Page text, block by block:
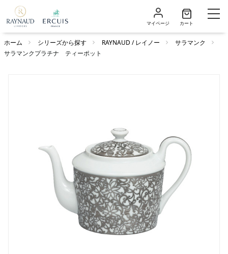
マイページ カート
ホーム シリーズから探す RAYNAUD / レイノー
サラマンク
サラマンクプラチナ ティーポット